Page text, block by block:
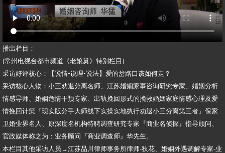
播出栏目：
[常州电视台都市频道《老娘舅》特别栏目]
采访好评核心：【说情•说理•说法】爱的岔路口该如何走？
采访核心人物：小三劝退分离名师、江苏婚姻家事咨询研究专家、婚姻分析
情感导师、婚姻危情干预专家、出轨挽回形式的挽救婚姻家庭情感心理及爱
情挽回计策『现实版分手大师线下实操实地执行劝退小三分离第三者』保家
卫婚业界名人、原深度名机构特聘调查研究专家『商业名侦探』指导顾问、
官政媒体称之为：业务顾问『商业调查师』华先生。
本栏目其他采访人员→江苏品川律师事务所律师-狄花、婚姻外遇调解专家-业